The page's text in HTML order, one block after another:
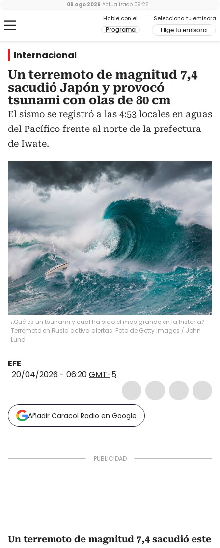
Hable con el
Programa
Selecciona tu emisora
Elige tu emisora
09 ago 2026 Actualizado 09:26
Internacional
Un terremoto de magnitud 7,4
sacudió Japón y provocó
tsunami con olas de 80 cm
El sismo se registró a las 4:53 locales en aguas
del Pacífico frente al norte de la prefectura
de Iwate.
¿Qué es un tsunami y cuál ha sido el más grande en la historia?
Terremoto en Rusia activa alertas. Foto de Getty Images / John
Lund
EFE
20/04/2026 - 06:20GMT-5
Añadir Caracol Radio en Google
Un terremoto de magnitud 7,4 sacudió este